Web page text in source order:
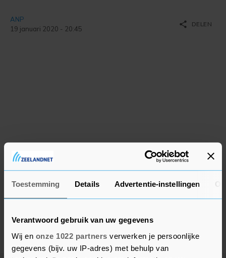
Toestemming Details Advertentie-instellingen
Verantwoord gebruik van uw gegevens
Wij en onze 1022 partners verwerken je persoonlijke
gegevens (bijv. uw IP-adres) met behulp van
ANP
19 januari 2020 - 20:45
share DELEN